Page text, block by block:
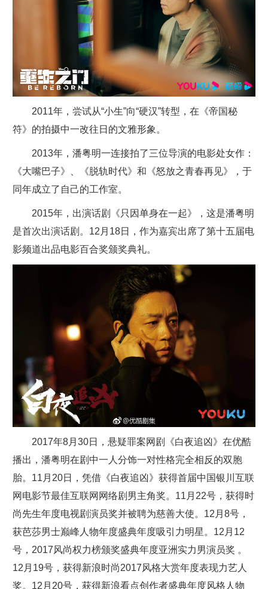
2011年，尝试从“小生”向“硬汉”转型，在《帝国秘
符》的拍摄中一改往日的文雅形象。
2013年，潘粤明一连接拍了三位导演的电影处女作：
《大嘴巴子》、《脱轨时代》和《怒放之青春再见》，于
同年成立了自己的工作室。
2015年，出演话剧《只因单身在一起》，这是潘粤明
是首次出演话剧。12月18日，作为嘉宾出席了第十五届电
影频道出品电影百合奖颁奖典礼。
2017年8月30日，悬疑罪案网剧《白夜追凶》在优酷
播出，潘粤明在剧中一人分饰一对性格完全相反的双胞
胎。11月20日，凭借《白夜追凶》获得首届中国银川互联
网电影节最佳互联网网络剧男主角奖。11月22号，获得时
尚先生年度电视剧演员奖并被聘为慈善大使。12月8号，
获芭莎男士巅峰人物年度盛典年度吸引力明星。12月12
号，2017风尚权力榜颁奖盛典年度亚洲实力男演员奖 。
12月19号，获得新浪时尚2017风格大赏年度表现力艺人
奖。12月20号，获得新浪看点创作者盛典年度风格人物